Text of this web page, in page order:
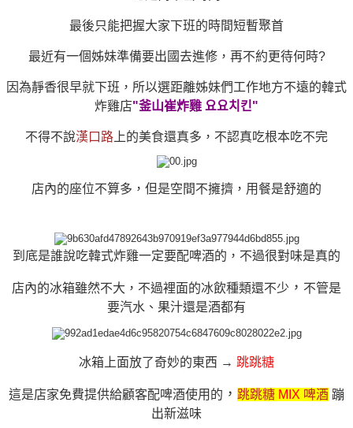
最後只能把握大家下班的時間短暫聚首
最近有一個姊妹準備要出國去進修，再不約更待何時?
因為靜香很早就下班，所以選距離姊妹們工作地方不遠的韓式
炸雞店"釜山崔炸雞 요요치킨"
不得不說漢口路 上的美食還真多，不認真吃根本吃不完
店內的座位不算多，但是空間不擁擠，用餐是舒適的
到底是誰說吃韓式炸雞一定要配啤酒的，不過很對味是真的
店內的冰箱雖然不大，不過裡面的冰飲種類還不少 ， 不管是
要汽水、果汁還是酒都有
冰箱上面放了奇妙的東西 → 跳跳糖
這是店家免費提供給顧客配啤酒使用的 ， 跳跳糖 MIX 啤酒 蹦
出新滋味